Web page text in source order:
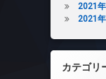
2021
2021
カテゴリ